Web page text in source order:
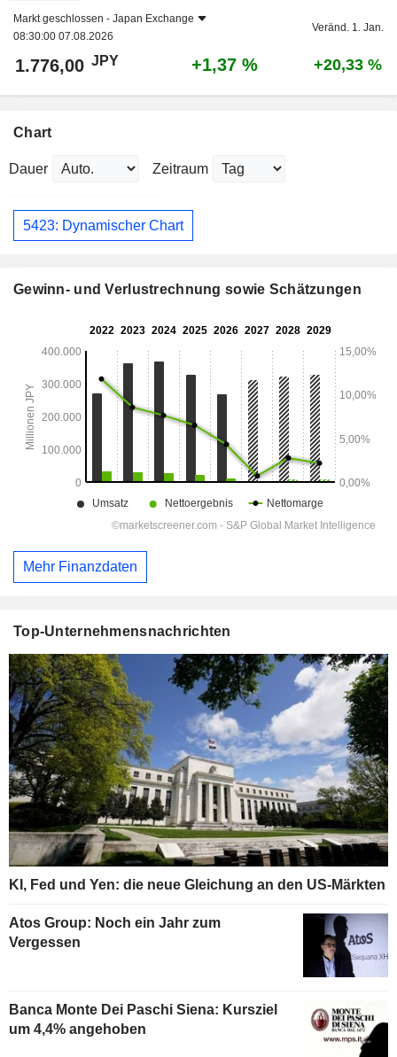
Markt geschlossen - Japan Exchange
08:30:00 07.08.2026
Veränd. 1. Jan.
1.776,00 JPY +1,37 % +20,33 %
Chart
Dauer Zeitraum
5423: Dynamischer Chart
Gewinn- und Verlustrechnung sowie Schätzungen
Mehr Finanzdaten
Top-Unternehmensnachrichten
KI, Fed und Yen: die neue Gleichung an den US-Märkten
Atos Group: Noch ein Jahr zum
Vergessen
Banca Monte Dei Paschi Siena: Kursziel
um 4,4% angehoben